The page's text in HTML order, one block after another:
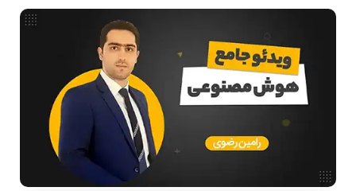
فناوری
مقالات عمومی رشته کامپیوتر
ادامه تحصیل در رشته کامپیوتر
دانشگاه ها
اخبار آزمون ها